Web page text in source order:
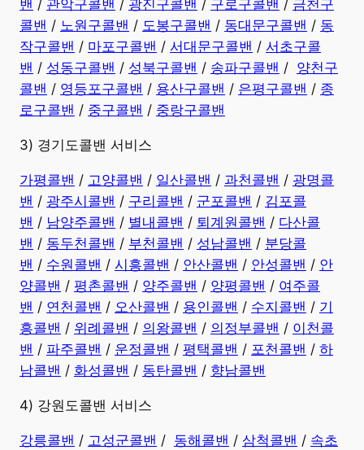
밴 / 관악구콜밴 / 광진구콜밴 / 구로구콜밴 / 금천구
콜밴 / 노원구콜밴 / 도봉구콜밴 / 동대문구콜밴 / 동
작구콜밴 / 마포구콜밴 / 서대문구콜밴 / 서초구콜
밴 / 성동구콜밴 / 성북구콜밴 / 송파구콜밴 / 양천구
콜밴 / 영등포구콜밴 / 용산구콜밴 / 은평구콜밴 / 종
로구콜밴 / 중구콜밴 / 중랑구콜밴
3) 경기도콜밴 서비스
가평콜밴 / 고양콜밴 / 일산콜밴 / 과천콜밴 / 광명콜
밴 / 광주시콜밴 / 구리콜밴 / 군포콜밴 / 김포콜
밴 / 남양주콜밴 / 별내콜밴 / 퇴계원콜밴 / 다산콜
밴 / 동두천콜밴 / 부천콜밴 / 성남콜밴 / 분당콜
밴 / 수원콜밴 / 시흥콜밴 / 안산콜밴 / 안성콜밴 / 안
양콜밴 / 평촌콜밴 / 양주콜밴 / 양평콜밴 / 여주콜
밴 / 연천콜밴 / 오산콜밴 / 용인콜밴 / 수지콜밴 / 기
흥콜밴 / 위례콜밴 / 의왕콜밴 / 의정부콜밴 / 이천콜
밴 / 파주콜밴 / 운정콜밴 / 평택콜밴 / 포천콜밴 / 하
남콜밴 / 화성콜밴 / 동탄콜밴 / 향남콜밴
4) 강원도콜밴 서비스
강릉콜밴 / 고성군콜밴 / 동해콜밴 / 삼척콜밴 / 속초